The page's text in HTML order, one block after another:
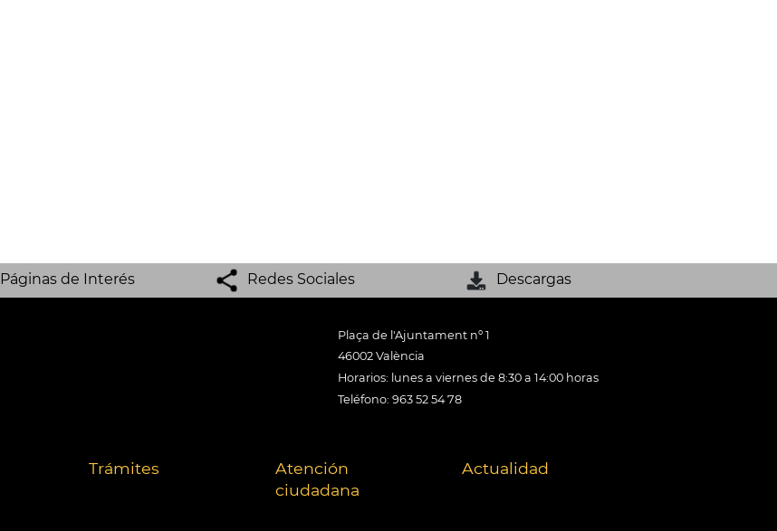
Páginas de Interés Redes Sociales Descargas
Plaça de l'Ajuntament nº 1
46002 València
Horarios: lunes a viernes de 8:30 a 14:00 horas
Teléfono: 963 52 54 78
Trámites
Atención
ciudadana
Actualidad